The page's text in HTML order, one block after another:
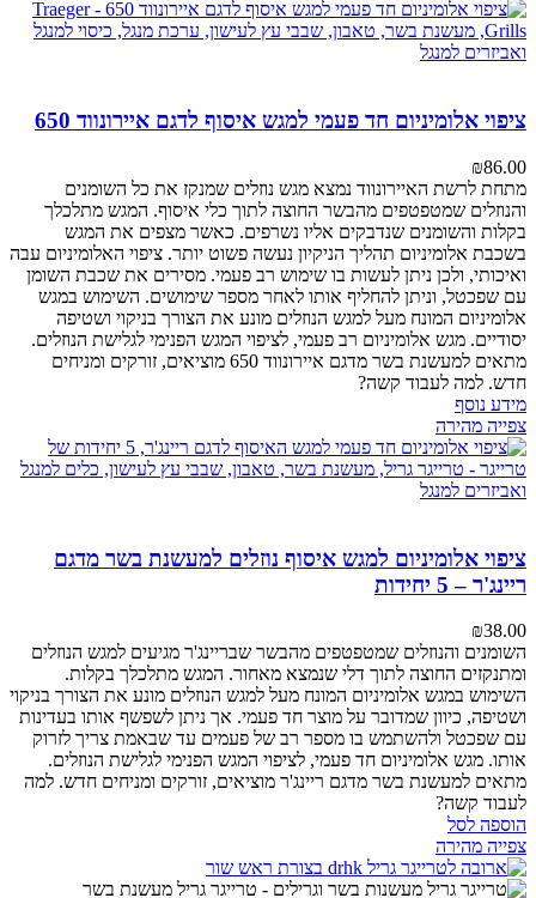
ציפוי אלומיניום חד פעמי למגש איסוף לדגם איירונווד 650
₪86.00
מתחת לרשת האיירונווד נמצא מגש נוזלים שמנקז את כל השומנים
והנוזלים שמטפטפים מהבשר החוצה לתוך כלי איסוף. המגש מתלכלך
בקלות והשומנים שנדבקים אליו נשרפים. כאשר מצפים את המגש
בשכבת אלומיניום תהליך הניקיון נעשה פשוט יותר. ציפוי האלומיניום עבה
ואיכותי, ולכן ניתן לעשות בו שימוש רב פעמי. מסירים את שכבת השומן
עם שפכטל, וניתן להחליף אותו לאחר מספר שימושים. השימוש במגש
אלומיניום המונח מעל למגש הנוזלים מונע את הצורך בניקוי ושטיפה
יסודיים. מגש אלומיניום רב פעמי, לציפוי המגש הפנימי לגלישת הנוזלים.
מתאים למעשנת בשר מדגם איירונווד 650
מוציאים, זורקים ומניחים
חדש. למה לעבוד קשה?
מידע נוסף
צפייה מהירה
ציפוי אלומיניום למגש איסוף נוזלים למעשנת בשר מדגם
ריינג'ר – 5 יחידות
₪38.00
השומנים והנוזלים שמטפטפים מהבשר שבריינג'ר מגיעים למגש הנוזלים
ומתנקזים החוצה לתוך דלי שנמצא מאחור. המגש מתלכלך בקלות.
השימוש במגש אלומיניום המונח מעל למגש הנוזלים מונע את הצורך בניקוי
ושטיפה, כיוון שמדובר על מוצר חד פעמי. אך ניתן לשפשף אותו בעדינות
עם שפכטל ולהשתמש בו מספר רב של פעמים עד שבאמת צריך לזרוק
אותו. מגש אלומיניום חד פעמי, לציפוי המגש הפנימי לגלישת הנוזלים.
מתאים למעשנת בשר מדגם ריינג'ר מוציאים, זורקים ומניחים חדש. למה
לעבוד קשה?
הוספה לסל
צפייה מהירה